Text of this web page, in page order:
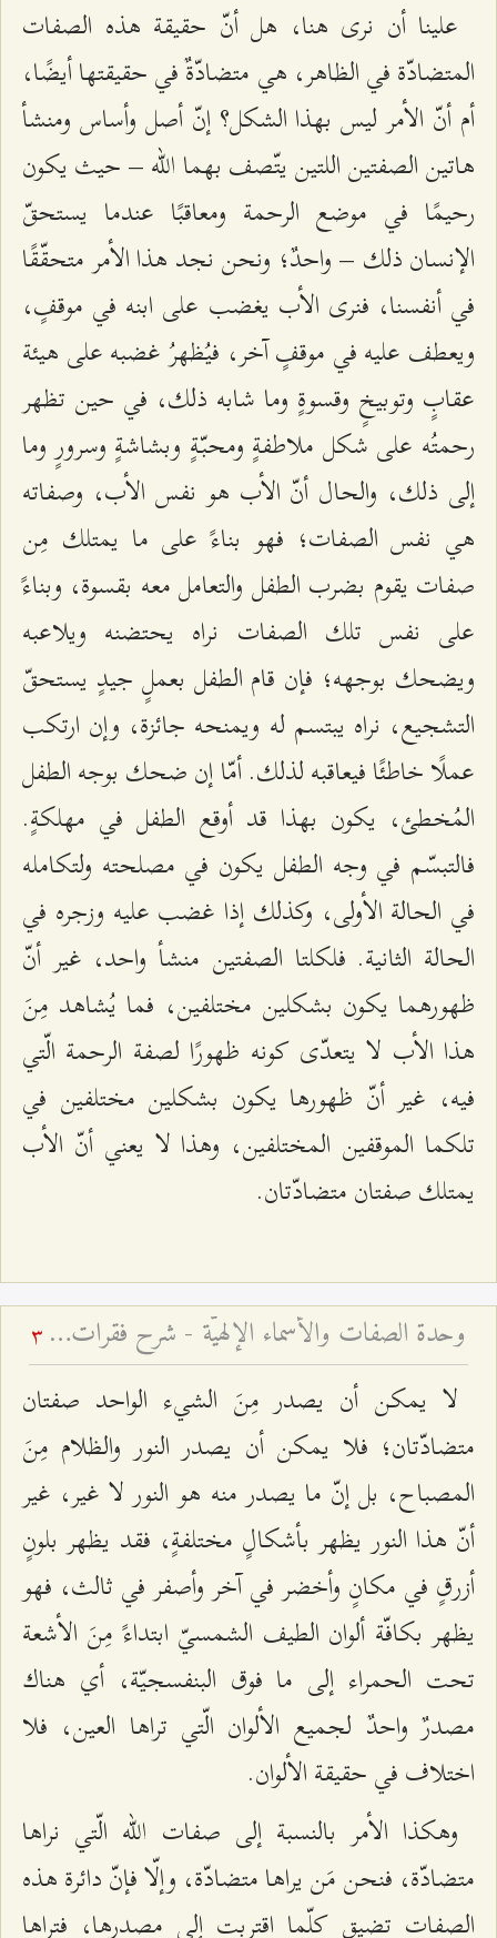
علينا أن نرى هنا، هل أنّ حقيقة هذه الصفات
المتضادّة في الظاهر، هي متضادّةٌ في حقيقتها أيضًا،
أم أنّ الأمر ليس بهذا الشكل؟ إنّ أصل وأساس ومنشأ
هاتين الصفتين اللتين يتّصف بهما الله – حيث يكون
رحيمًا في موضع الرحمة ومعاقبًا عندما يستحقّ
الإنسان ذلك – واحدٌ؛ ونحن نجد هذا الأمر متحقّقًا
في أنفسنا، فنرى الأب يغضب على ابنه في موقفٍ،
ويعطف عليه في موقفٍ آخر، فيُظهرُ غضبه على هيئة
عقابٍ وتوبيخٍ وقسوةٍ وما شابه ذلك، في حين تظهر
رحمتُه على شكل ملاطفةٍ ومحبّةٍ وبشاشةٍ وسرورٍ وما
إلى ذلك، والحال أنّ الأب هو نفس الأب، وصفاته
هي نفس الصفات؛ فهو بناءً على ما يمتلك مِن
صفات يقوم بضرب الطفل والتعامل معه بقسوة، وبناءً
على نفس تلك الصفات نراه يحتضنه ويلاعبه
ويضحك بوجهه؛ فإن قام الطفل بعملٍ جيدٍ يستحقّ
التشجيع، نراه يبتسم له ويمنحه جائزة، وإن ارتكب
عملًا خاطئًا فيعاقبه لذلك. أمّا إن ضحك بوجه الطفل
المُخطئ، يكون بهذا قد أوقع الطفل في مهلكةٍ.
فالتبسّم في وجه الطفل يكون في مصلحته ولتكامله
في الحالة الأولى، وكذلك إذا غضب عليه وزجره في
الحالة الثانية. فلكلتا الصفتين منشأ واحد، غير أنّ
ظهورهما يكون بشكلين مختلفين، فما يُشاهد مِنَ
هذا الأب لا يتعدّى كونه ظهورًا لصفة الرحمة الّتي
فيه، غير أنّ ظهورها يكون بشكلين مختلفين في
تلكما الموقفين المختلفين، وهذا لا يعني أنّ الأب
يمتلك صفتان متضادّتان.
وحدة الصفات والأسماء الإلهيّة - شرح فقرات مِن دعاء الافتتاح – الجلسة الثالثة 3
لا يمكن أن يصدر مِنَ الشيء الواحد صفتان
متضادّتان؛ فلا يمكن أن يصدر النور والظلام مِنَ
المصباح، بل إنّ ما يصدر منه هو النور لا غير، غير
أنّ هذا النور يظهر بأشكالٍ مختلفةٍ، فقد يظهر بلونٍ
أزرقٍ في مكانٍ وأخضر في آخر وأصفر في ثالث، فهو
يظهر بكافّة ألوان الطيف الشمسيّ ابتداءً مِنَ الأشعة
تحت الحمراء إلى ما فوق البنفسجيّة، أي هناك
مصدرٌ واحدٌ لجميع الألوان الّتي تراها العين، فلا
اختلاف في حقيقة الألوان.
وهكذا الأمر بالنسبة إلى صفات الله الّتي نراها
متضادّة، فنحن مَن يراها متضادّة، وإلّا فإنّ دائرة هذه
الصفات تضيق كلّما اقتربت إلى مصدرها، فتراها